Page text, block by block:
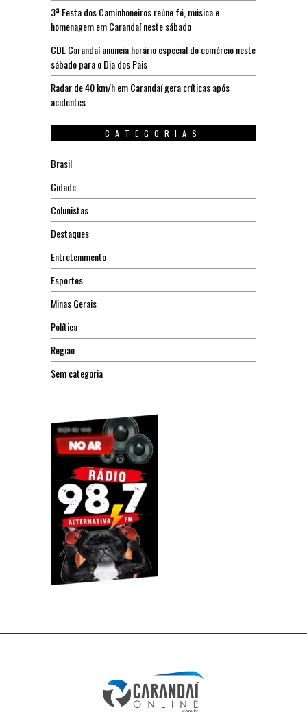
3ª Festa dos Caminhoneiros reúne fé, música e
homenagem em Carandaí neste sábado
CDL Carandaí anuncia horário especial do comércio neste
sábado para o Dia dos Pais
Radar de 40 km/h em Carandaí gera críticas após
acidentes
CATEGORIAS
Brasil
Cidade
Colunistas
Destaques
Entretenimento
Esportes
Minas Gerais
Política
Região
Sem categoria